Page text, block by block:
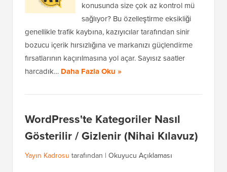
konusunda size çok az kontrol mü
sağlıyor? Bu özelleştirme eksikliği
genellikle trafik kaybına, kazıyıcılar tarafından sinir
bozucu içerik hırsızlığına ve markanızı güçlendirme
fırsatlarının kaçırılmasına yol açar. Sayısız saatler
harcadık… Daha Fazla Oku »
WordPress'te Kategoriler Nasıl
Gösterilir / Gizlenir (Nihai Kılavuz)
Yayın Kadrosu tarafından | Okuyucu Açıklaması